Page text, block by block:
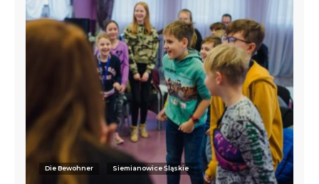
Die Bewohner Siemianowice Śląskie